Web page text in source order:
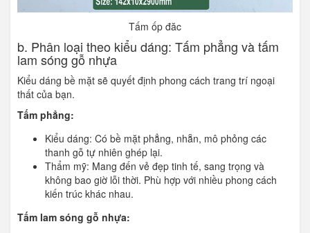
Tấm ốp đăc
b. Phân loại theo kiểu dáng: Tấm phẳng và tấm
lam sóng gỗ nhựa
Kiểu dáng bề mặt sẽ quyết định phong cách trang trí ngoại
thất của bạn.
Tấm phẳng:
Kiểu dáng: Có bề mặt phẳng, nhẵn, mô phỏng các
thanh gỗ tự nhiên ghép lại.
Thẩm mỹ: Mang đến vẻ đẹp tinh tế, sang trọng và
không bao giờ lỗi thời. Phù hợp với nhiều phong cách
kiến trúc khác nhau.
Tấm lam sóng gỗ nhựa: